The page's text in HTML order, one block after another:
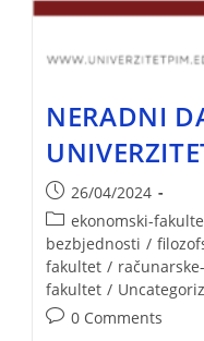
NERADNI
26/04/2024
ekonomski-
bezbjednosti /
fakultet /
fakultet /
0 Comments